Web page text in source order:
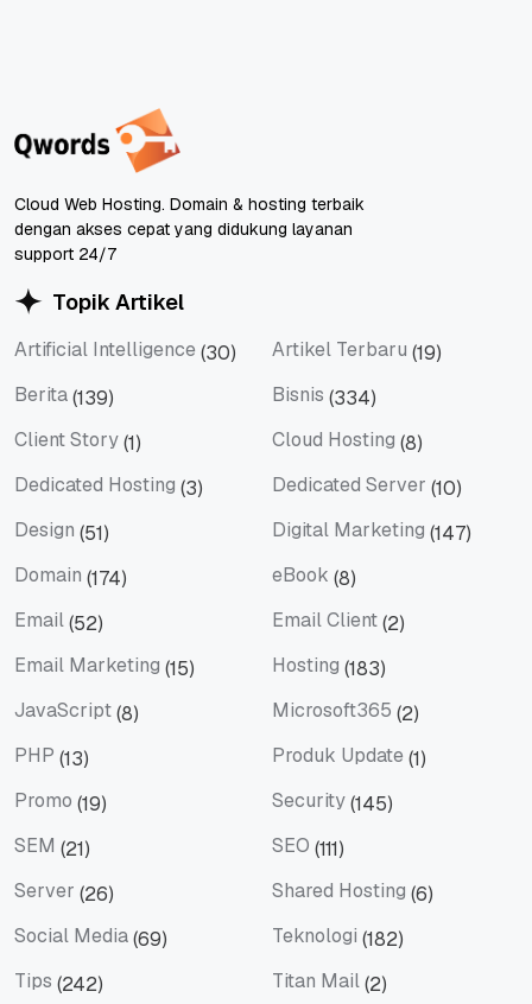
Cloud Web Hosting. Domain & hosting terbaik
dengan akses cepat yang didukung layanan
support 24/7
Topik Artikel
Artificial Intelligence (30) Artikel Terbaru (19)
Berita(139) Bisnis (334)
Client Story(1) Cloud Hosting (8)
Dedicated Hosting (3) Dedicated Server (10)
Design (51) Digital Marketing (147)
Domain (174) eBook (8)
Email(52) Email Client(2)
Email Marketing (15) Hosting (183)
JavaScript(8) Microsoft365 (2)
PHP (13) Produk Update (1)
Promo (19) Security(145)
SEM (21) SEO (111)
Server (26) Shared Hosting (6)
Social Media(69) Teknologi (182)
Tips (242) Titan Mail(2)